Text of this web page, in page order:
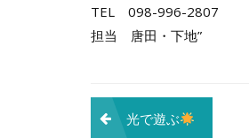
TEL 098-996-2807
担当 唐田・下地”
投 光で遊ぶ